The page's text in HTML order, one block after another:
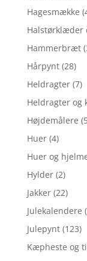
Hagesmække
Halstørklæder
Hammerbræt
Hårpynt (28)
Heldragter (7)
Heldragter og
Højdemålere
Huer (4)
Huer og
Hylder (2)
Jakker (22)
Julekalendere
Julepynt (123)
Kæpheste og